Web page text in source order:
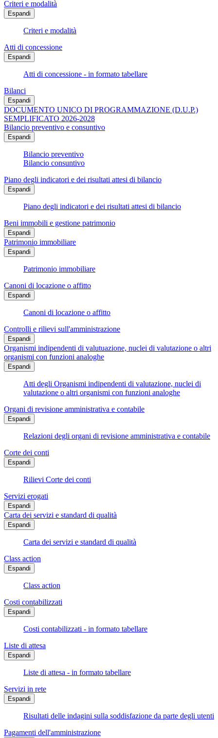
Criteri e modalità
Espandi
Criteri e modalità
Atti di concessione
Espandi
Atti di concessione - in formato tabellare
Bilanci
Espandi
DOCUMENTO UNICO DI PROGRAMMAZIONE (D.U.P.)
SEMPLIFICATO 2026-2028
Bilancio preventivo e consuntivo
Espandi
Bilancio preventivo
Bilancio consuntivo
Piano degli indicatori e dei risultati attesi di bilancio
Espandi
Piano degli indicatori e dei risultati attesi di bilancio
Beni immobili e gestione patrimonio
Espandi
Patrimonio immobiliare
Espandi
Patrimonio immobiliare
Canoni di locazione o affitto
Espandi
Canoni di locazione o affitto
Controlli e rilievi sull'amministrazione
Espandi
Organismi indipendenti di valutuazione, nuclei di valutazione o altri
organismi con funzioni analoghe
Espandi
Atti degli Organismi indipendenti di valutazione, nuclei di
valutazione o altri organismi con funzioni analoghe
Organi di revisione amministrativa e contabile
Espandi
Relazioni degli organi di revisione amministrativa e contabile
Corte dei conti
Espandi
Rilievi Corte dei conti
Servizi erogati
Espandi
Carta dei servizi e standard di qualità
Espandi
Carta dei servizi e standard di qualità
Class action
Espandi
Class action
Costi contabilizzati
Espandi
Costi contabilizzati - in formato tabellare
Liste di attesa
Espandi
Liste di attesa - in formato tabellare
Servizi in rete
Espandi
Risultati delle indagini sulla soddisfazione da parte degli utenti
Pagamenti dell'amministrazione